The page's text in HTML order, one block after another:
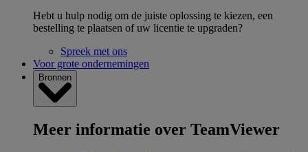
Hebt u hulp nodig om de juiste oplossing te kiezen, een
bestelling te plaatsen of uw licentie te upgraden?
Spreek met ons
Voor grote ondernemingen
Bronnen
Meer informatie over TeamViewer